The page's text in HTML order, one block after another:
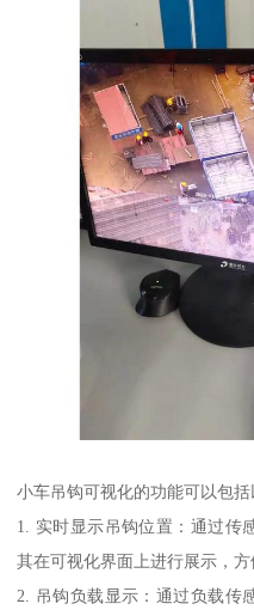
小车吊钩可视化的功能可以包括
1. 实时显示吊钩位置：通过传
其在可视化界面上进行展示，
2. 吊钩负载显示：通过负载传